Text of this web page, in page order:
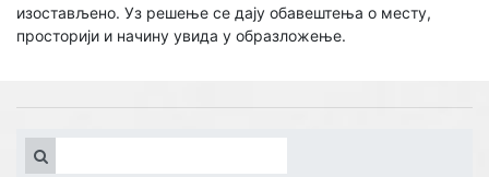
изостављено. Уз решење се дају обавештења о месту,
просторији и начину увида у образложење.